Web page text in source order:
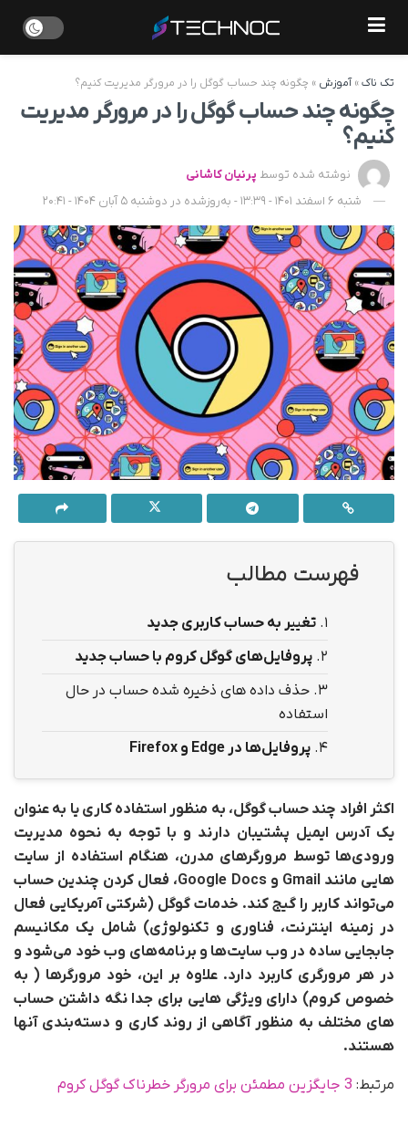
تک ناک»آموزش » چگونه چند حساب گوگل را در مرورگر مدیریت کنیم؟
چگونه چند حساب گوگل را در مرورگر مدیریت
کنیم؟
نوشته شده توسط پرنیان کاشانی
شنبه 6 اسفند 1401 - 13:39 - به‌روزشده در دوشنبه 5 آبان 1404 - 20:41
فهرست مطالب
1. تغییر به حساب کاربری جدید
2. پروفایل‌های گوگل کروم با حساب جدید
3. حذف داده های ذخیره شده حساب در حال
استفاده
4. پروفایلها درEdge وFirefox
اکثر افراد چند حساب گوگل، به منظور استفاده کاری یا به عنوان
یک آدرس ایمیل پشتیبان دارند و با توجه به نحوه مدیریت
ورودی‌ها توسط مرورگرهای مدرن، هنگام استفاده از سایت
هایی مانند Gmail و Google Docs، فعال کردن چندین حساب
می‌تواند کاربر را گیج کند. خدمات گوگل (شرکتی آمریکایی فعال
در زمینه اینترنت، فناوری و تکنولوژی) شامل یک مکانیسم
جابجایی ساده در وب سایت‌ها و برنامه‌های وب خود می‌شود و
در هر مرورگری کاربرد دارد. علاوه بر این، خود مرورگرها ( به
خصوص کروم) دارای ویژگی هایی برای جدا نگه داشتن حساب
های مختلف به منظور آگاهی از روند کاری و دسته‌بندی آنها
هستند.
مرتبط: 3 جایگزین مطمئن برای مرورگر خطرناک گوگل کروم